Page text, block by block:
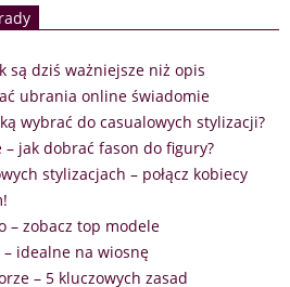
są dziś ważniejsze niż opis
ubrania online świadomie
wybrać do casualowych stylizacji?
jak dobrać fason do figury?
stylizacjach – połącz kobiecy
– zobacz top modele
idealne na wiosnę
– 5 kluczowych zasad